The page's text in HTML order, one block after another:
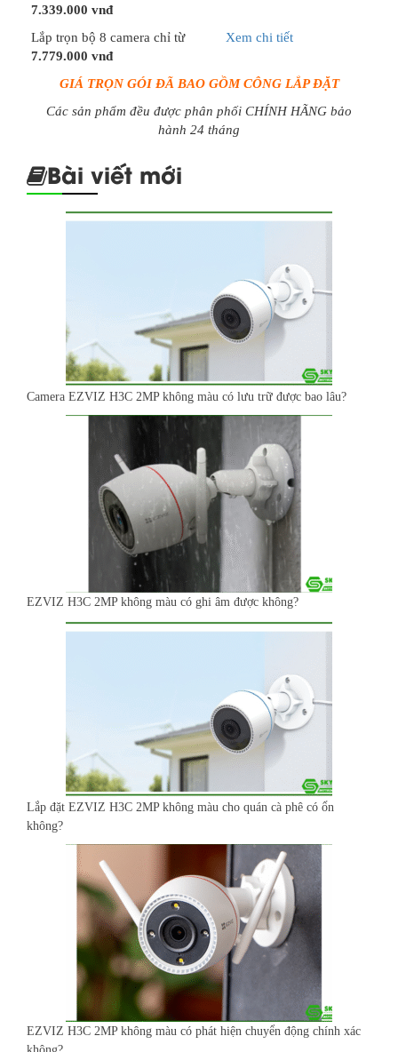
7.339.000 vnđ
Lắp trọn bộ 8 camera chỉ từ
7.779.000 vnđ
Xem chi tiết
GIÁ TRỌN GÓI ĐÃ BAO GỒM CÔNG LẮP ĐẶT
Các sản phẩm đều được phân phối CHÍNH HÃNG bảo
hành 24 tháng
Bài viết mới
Camera EZVIZ H3C 2MP không màu có lưu trữ được bao lâu?
EZVIZ H3C 2MP không màu có ghi âm được không?
Lắp đặt EZVIZ H3C 2MP không màu cho quán cà phê có ổn
không?
EZVIZ H3C 2MP không màu có phát hiện chuyển động chính xác